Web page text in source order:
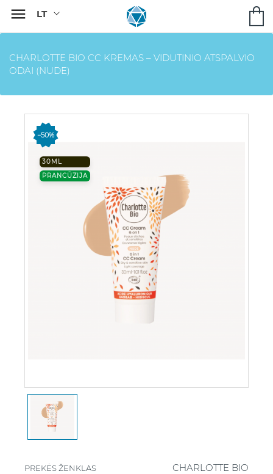

CHARLOTTE BIO CC KREMAS – VIDUTINIO ATSPALVIO
ODAI (NUDE)
−50%
30ML
PRANCŪZIJA
PREKĖS ŽENKLAS CHARLOTTE BIO